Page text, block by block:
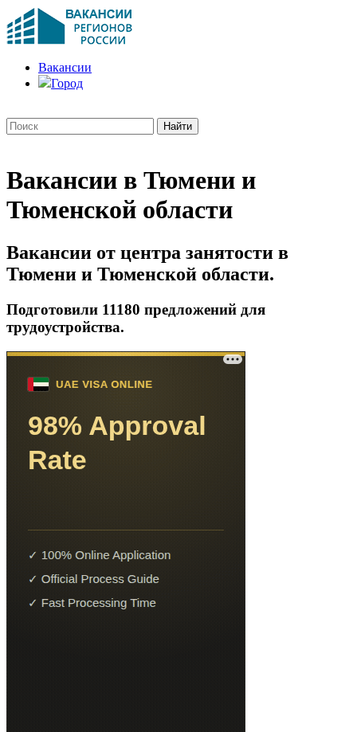
Вакансии
Город
Вакансии в Тюмени и
Тюменской области
Вакансии от центра занятости в
Тюмени и Тюменской области.
Подготовили 11180 предложений для
трудоустройства.